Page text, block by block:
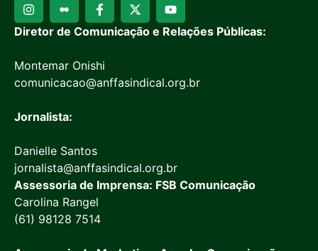
Diretor de Comunicação e Relações Públicas:
Montemar Onishi
comunicacao@anffasindical.org.br
Jornalista:
Danielle Santos
jornalista@anffasindical.org.br
Assessoria de Imprensa: FSB Comunicação
Carolina Rangel
(61) 98128 7514